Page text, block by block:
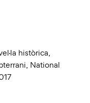
històrica,
, National